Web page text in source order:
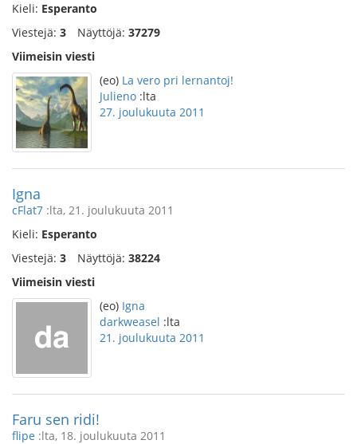
Kieli: Esperanto
Viestejä: 3 Näyttöjä: 37279
Viimeisin viesti
(eo) La vero pri lernantoj!
Julieno :lta
27. joulukuuta 2011
Igna
cFlat7 :lta, 21. joulukuuta 2011
Kieli: Esperanto
Viestejä: 3 Näyttöjä: 38224
Viimeisin viesti
(eo) Igna
darkweasel :lta
21. joulukuuta 2011
Faru sen ridi!
flipe :lta, 18. joulukuuta 2011